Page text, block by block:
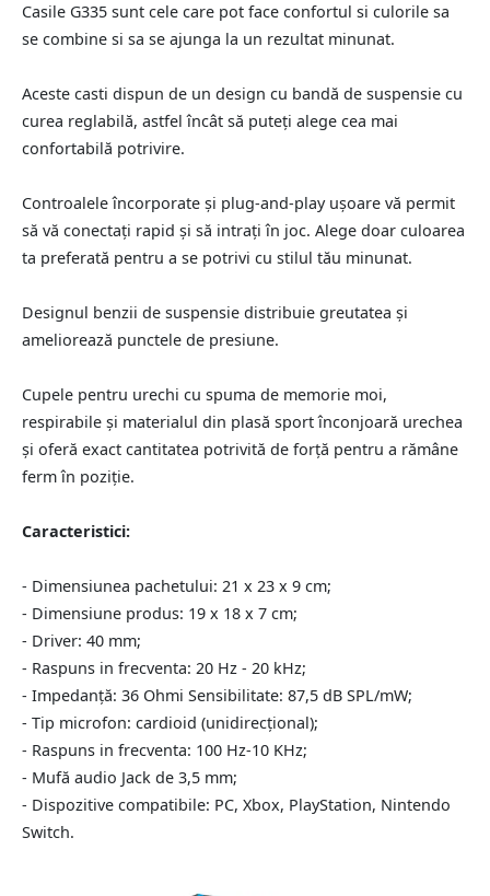
Casile G335 sunt cele care pot face confortul si culorile sa
se combine si sa se ajunga la un rezultat minunat.
Aceste casti dispun de un design cu bandă de suspensie cu
curea reglabilă, astfel încât să puteți alege cea mai
confortabilă potrivire.
Controalele încorporate și plug-and-play ușoare vă permit
să vă conectați rapid și să intrați în joc. Alege doar culoarea
ta preferată pentru a se potrivi cu stilul tău minunat.
Designul benzii de suspensie distribuie greutatea și
ameliorează punctele de presiune.
Cupele pentru urechi cu spuma de memorie moi,
respirabile și materialul din plasă sport înconjoară urechea
și oferă exact cantitatea potrivită de forță pentru a rămâne
ferm în poziție.
Caracteristici:
- Dimensiunea pachetului: 21 x 23 x 9 cm;
- Dimensiune produs: 19 x 18 x 7 cm;
- Driver: 40 mm;
- Raspuns in frecventa: 20 Hz - 20 kHz;
- Impedanță: 36 Ohmi Sensibilitate: 87,5 dB SPL/mW;
- Tip microfon: cardioid (unidirecțional);
- Raspuns in frecventa: 100 Hz-10 KHz;
- Mufă audio Jack de 3,5 mm;
- Dispozitive compatibile: PC, Xbox, PlayStation, Nintendo
Switch.